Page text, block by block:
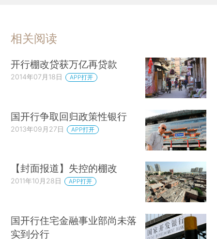
相关阅读
开行棚改贷获万亿再贷款
2014年07月18日 APP打开
国开行争取回归政策性银行
2013年09月27日 APP打开
【封面报道】失控的棚改
2011年10月28日 APP打开
国开行住宅金融事业部尚未落
实到分行